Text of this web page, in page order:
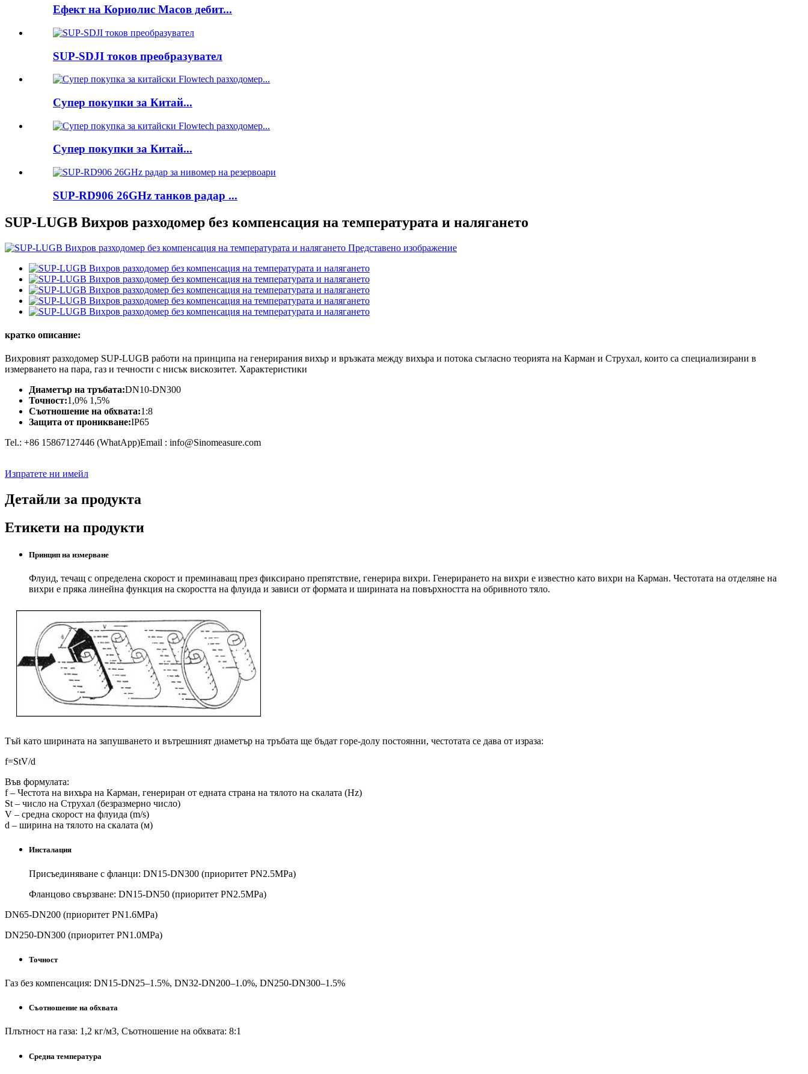
Ефект на Кориолис Масов дебит...
SUP-SDJI токов преобразувател
Супер покупки за Китай...
Супер покупки за Китай...
SUP-RD906 26GHz танков радар ...
SUP-LUGB Вихров разходомер без компенсация на температурата и налягането
кратко описание:
Вихровият разходомер SUP-LUGB работи на принципа на генерирания вихър и връзката между вихъра и потока съгласно теорията на Карман и Струхал, които са специализирани в
измерването на пара, газ и течности с нисък вискозитет. Характеристики
Диаметър на тръбата:DN10-DN300
Точност:1,0% 1,5%
Съотношение на обхвата:1:8
Защита от проникване:IP65
Tel.: +86 15867127446 (WhatApp)Email : info@Sinomeasure.com
Изпратете ни имейл
Детайли за продукта
Етикети на продукти
Принцип на измерване
Флуид, течащ с определена скорост и преминаващ през фиксирано препятствие, генерира вихри. Генерирането на вихри е известно като вихри на Карман. Честотата на отделяне на
вихри е пряка линейна функция на скоростта на флуида и зависи от формата и ширината на повърхността на обривното тяло.
Тъй като ширината на запушването и вътрешният диаметър на тръбата ще бъдат горе-долу постоянни, честотата се дава от израза:
f=StV/d
Във формулата:
f – Честота на вихъра на Карман, генериран от едната страна на тялото на скалата (Hz)
St – число на Струхал (безразмерно число)
V – средна скорост на флуида (m/s)
d – ширина на тялото на скалата (м)
Инсталация
Присъединяване с фланци: DN15-DN300 (приоритет PN2.5MPa)
Фланцово свързване: DN15-DN50 (приоритет PN2.5MPa)
DN65-DN200 (приоритет PN1.6MPa)
DN250-DN300 (приоритет PN1.0MPa)
Точност
Газ без компенсация: DN15-DN25–1.5%, DN32-DN200–1.0%, DN250-DN300–1.5%
Съотношение на обхвата
Плътност на газа: 1,2 кг/м3, Съотношение на обхвата: 8:1
Средна температура